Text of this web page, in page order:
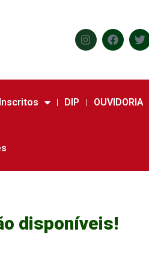
Inscritos DIP OUVIDORIA
disponíveis!